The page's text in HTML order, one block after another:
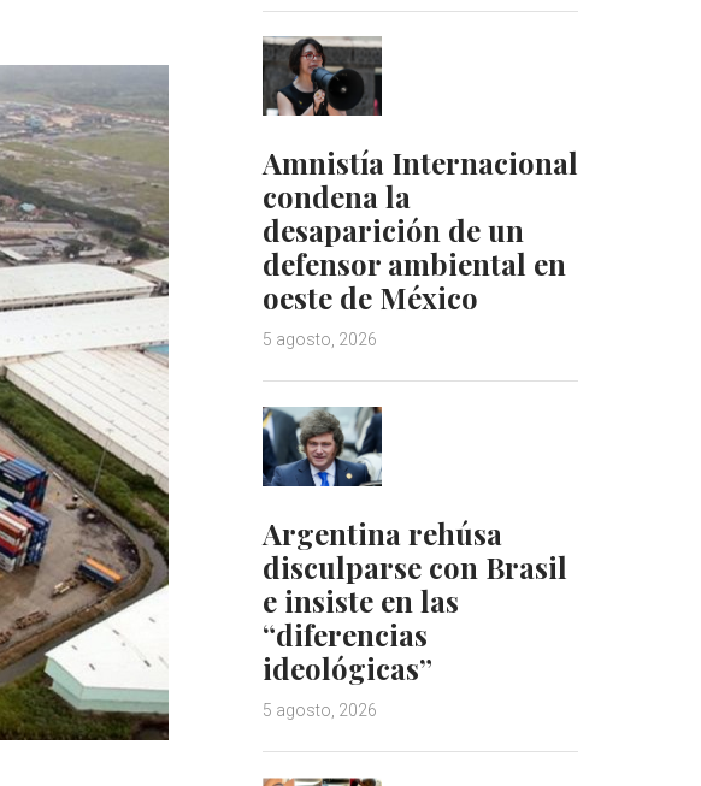
Amnistía Internacional
condena la
desaparición de un
defensor ambiental en
oeste de México
5 agosto, 2026
Argentina rehúsa
disculparse con Brasil
e insiste en las
“diferencias
ideológicas”
5 agosto, 2026